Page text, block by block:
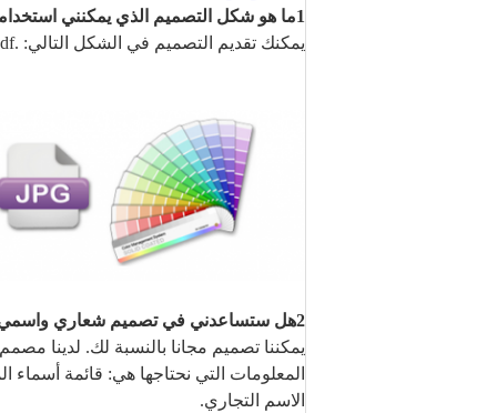
1ما هو شكل التصميم الذي يمكنني استخدامه ؟
يمكنك تقديم التصميم في الشكل التالي: .psd /.ai /.cdr/.pdf الخ
2هل ستساعدني في تصميم شعاري واسمي ؟
يمكننا تصميم مجانا بالنسبة لك. لدينا
المعلومات التي نحتاجها هي: قائمة أسماء
الاسم التجاري.